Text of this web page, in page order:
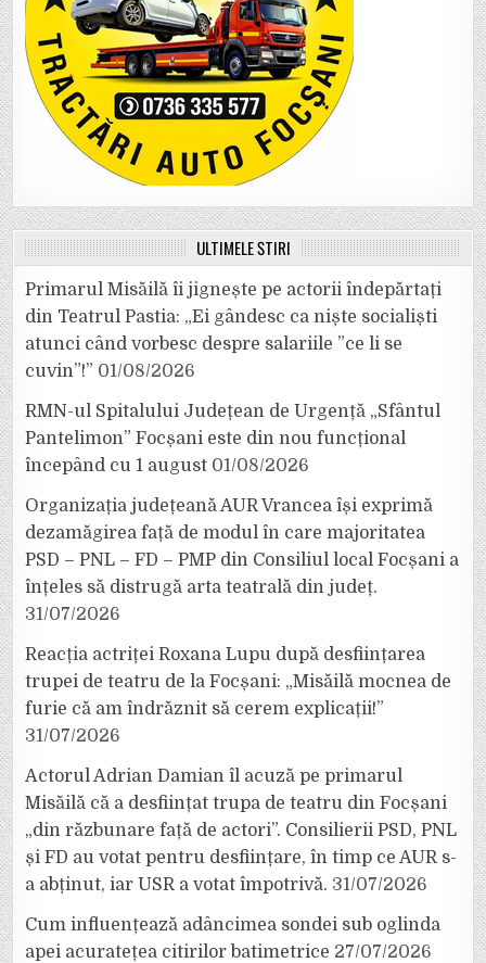
ULTIMELE ȘTIRI
Primarul Misăilă îi jignește pe actorii îndepărtați
din Teatrul Pastia: „Ei gândesc ca niște socialiști
atunci când vorbesc despre salariile ”ce li se
cuvin”!” 01/08/2026
RMN-ul Spitalului Județean de Urgență „Sfântul
Pantelimon” Focșani este din nou funcțional
începând cu 1 august 01/08/2026
Organizația județeană AUR Vrancea își exprimă
dezamăgirea față de modul în care majoritatea
PSD – PNL – FD – PMP din Consiliul local Focșani a
înțeles să distrugă arta teatrală din județ.
31/07/2026
Reacția actriței Roxana Lupu după desființarea
trupei de teatru de la Focșani: „Misăilă mocnea de
furie că am îndrăznit să cerem explicații!”
31/07/2026
Actorul Adrian Damian îl acuză pe primarul
Misăilă că a desființat trupa de teatru din Focșani
„din răzbunare față de actori”. Consilierii PSD, PNL
și FD au votat pentru desființare, în timp ce AUR s-
a abținut, iar USR a votat împotrivă. 31/07/2026
Cum influențează adâncimea sondei sub oglinda
apei acuratețea citirilor batimetrice 27/07/2026